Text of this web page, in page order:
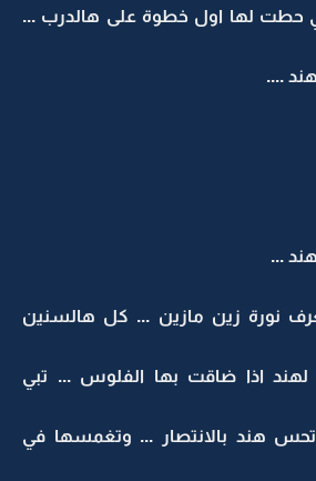
حطت لها اول خطوة على هالدرب ...
....
...
نورة زين مازين ... كل هالسنين
لهند اذا ضاقت بها الفلوس ... تبي
هند بالانتصار ... وتغمسها في